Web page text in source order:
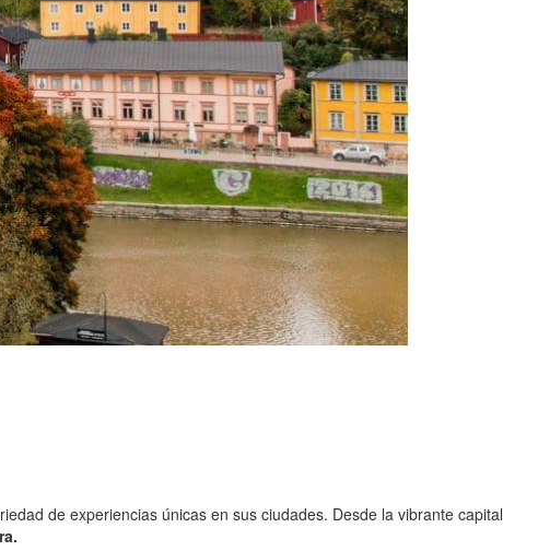
de experiencias únicas en sus ciudades. Desde la vibrante capital